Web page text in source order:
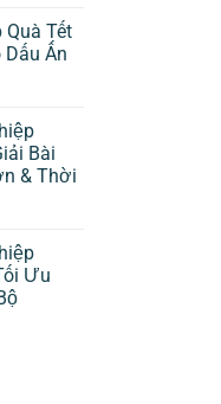
Quà Tết
Ấn
Bài
& Thời
Ưu